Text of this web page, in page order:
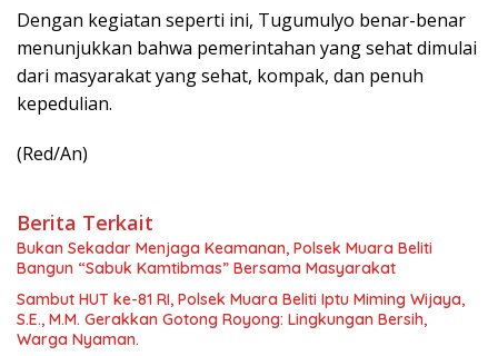
Dengan kegiatan seperti ini, Tugumulyo benar-benar
menunjukkan bahwa pemerintahan yang sehat dimulai
dari masyarakat yang sehat, kompak, dan penuh
kepedulian.
(Red/An)
Berita Terkait
Bukan Sekadar Menjaga Keamanan, Polsek Muara Beliti
Bangun “Sabuk Kamtibmas” Bersama Masyarakat
Sambut HUT ke-81 RI, Polsek Muara Beliti Iptu Miming Wijaya,
S.E., M.M. Gerakkan Gotong Royong: Lingkungan Bersih,
Warga Nyaman.